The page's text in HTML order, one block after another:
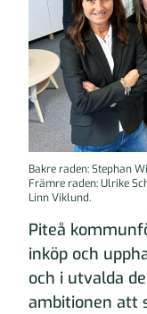
Bakre raden: Stephan
Främre raden: Ulrike
Linn Viklund.
Piteå
inköp och
och i utvalda
ambitionen att